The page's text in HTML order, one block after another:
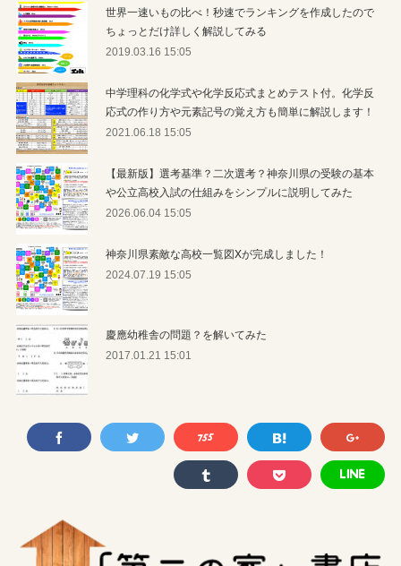
世界一速いもの比べ！秒速でランキングを作成したので
ちょっとだけ詳しく解説してみる
2019.03.16 15:05
中学理科の化学式や化学反応式まとめテスト付。化学反
応式の作り方や元素記号の覚え方も簡単に解説します！
2021.06.18 15:05
【最新版】選考基準？二次選考？神奈川県の受験の基本
や公立高校入試の仕組みをシンプルに説明してみた
2026.06.04 15:05
神奈川県素敵な高校一覧図Xが完成しました！
2024.07.19 15:05
慶應幼稚舎の問題？を解いてみた
2017.01.21 15:01